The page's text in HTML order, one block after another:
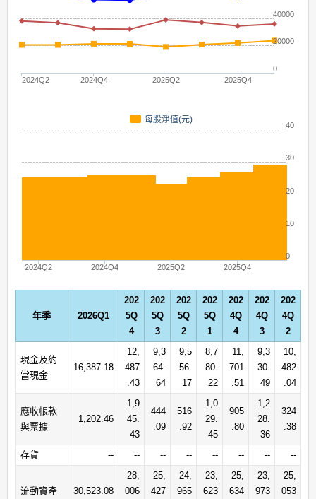
2024Q2 2024Q4 2025Q2 2025Q4
0
20000
40000
每股淨值(元)
2024Q2 2024Q4 2025Q2 2025Q4
0
10
20
30
40
年季 2026Q1
202
5Q
4
202
5Q
3
202
5Q
2
202
5Q
1
202
4Q
4
202
4Q
3
202
4Q
2
現金及約
當現金
16,387.18
12,
487
.43
9,3
64.
64
9,5
56.
17
8,7
80.
22
11,
701
.51
9,3
30.
49
10,
482
.04
應收帳款
與票據
1,202.46
1,9
45.
43
444
.09
516
.92
1,0
29.
45
905
.80
1,2
28.
36
324
.38
存貨 -- -- -- -- -- -- -- --
流動資產 30,523.08
28,
006
25,
427
24,
965
23,
623
25,
634
23,
973
25,
053